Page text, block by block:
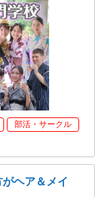
部活・サークル
がヘア＆メイ